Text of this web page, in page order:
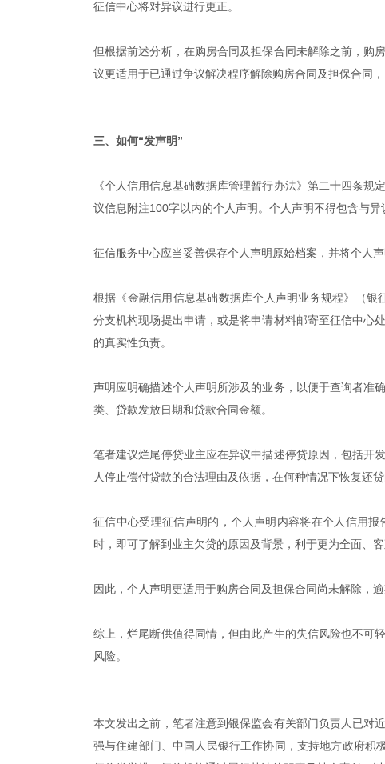
征信中心将对异议进行更正。
但根据前述分析，在购房合同及担保合同未解除之前，购
议更适用于已通过争议解决程序解除购房合同及担保合同
三、如何“发声明”
《个人信用信息基础数据库管理暂行办法》第二十四条
议信息附注100字以内的个人声明。个人声明不得包含与
征信服务中心应当妥善保存个人声明原始档案，并将个人声
根据《金融信用信息基础数据库个人声明业务规程》（
分支机构现场提出申请，或是将申请材料邮寄至征信中心
的真实性负责。
声明应明确描述个人声明所涉及的业务，以便于查询者准
类、贷款发放日期和贷款合同金额。
笔者建议烂尾停贷业主应在异议中描述停贷原因，包括开
人停止偿付贷款的合法理由及依据，在何种情况下恢复还贷
征信中心受理征信声明的，个人声明内容将在个人信用
时，即可了解到业主欠贷的原因及背景，利于更为全面、客
因此，个人声明更适用于购房合同及担保合同尚未解除，
综上，烂尾断供值得同情，但由此产生的失信风险也不可
风险。
本文发出之前，笔者注意到银保监会有关部门负责人已对
强与住建部门、中国人民银行工作协同，支持地方政府积